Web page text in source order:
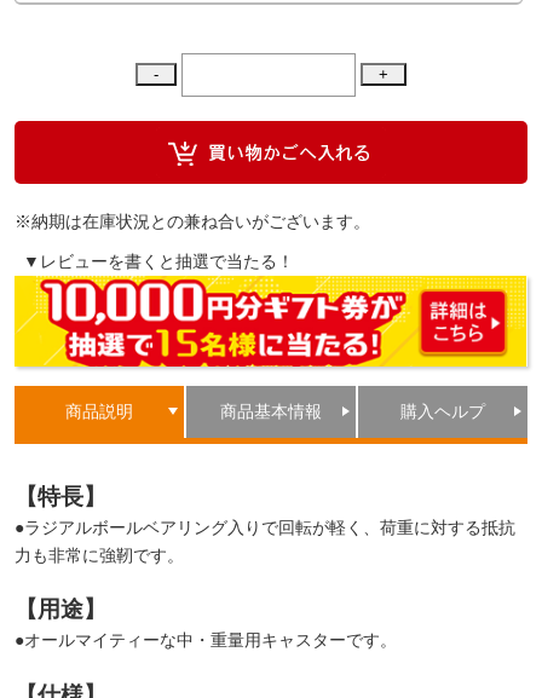
※納期は在庫状況との兼ね合いがございます。
▼レビューを書くと抽選で当たる！
商品説明 商品基本情報 購入ヘルプ
【特長】
●ラジアルボールベアリング入りで回転が軽く、荷重に対する抵抗
力も非常に強靭です。
【用途】
●オールマイティーな中・重量用キャスターです。